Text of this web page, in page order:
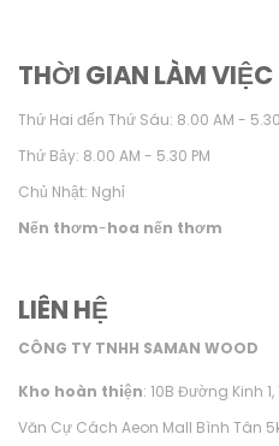
THỜI GIAN LÀM VIỆC
Thứ Hai đến Thứ Sáu: 8.00 AM -
Thứ Bảy: 8.00 AM - 5.30 PM
Chủ Nhật: Nghỉ
Nến thơm-hoa nến thơm
LIÊN HỆ
CÔNG TY TNHH SAMAN WOOD
Kho hoàn thiện: 10B Đường Kinh
Văn Cự Cách Aeon Mall Bình Tân